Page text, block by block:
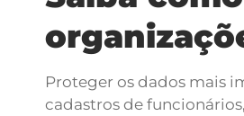
Proteger os dados mais
cadastros de